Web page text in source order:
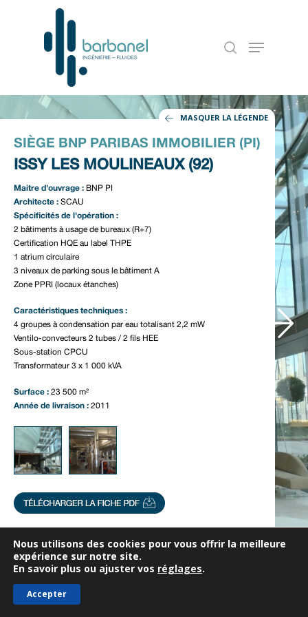
MASQUER LA LÉGENDE
SIÈGE BNP PARIBAS IMMOBILIER (PI)
ISSY LES MOULINEAUX (92)
Maitre d'ouvrage : BNP PI
Architecte : SCAU
Spécificités de l'opération :
2 bâtiments à usage de bureaux (R+7)
Certification HQE au label THPE
1 atrium circulaire
3 niveaux de parking sous le bâtiment A
Zone PPRI (locaux étanches)
Caractéristiques techniques :
4 groupes à condensation par eau totalisant 2,2 mW
Ventilo-convecteurs 2 tubes / 2 fils HEE
Sous-station CPCU
Transformateur 3 x 1 000 kVA
Surface : 23 500 m²
Année de livraison : 2011
Notre entreprise
Nos références
Notre actualité
Nous contacter
Nous utilisons des cookies pour vous offrir la meilleure
expérience sur notre site.
En savoir plus ou ajuster vos réglages.
Accepter